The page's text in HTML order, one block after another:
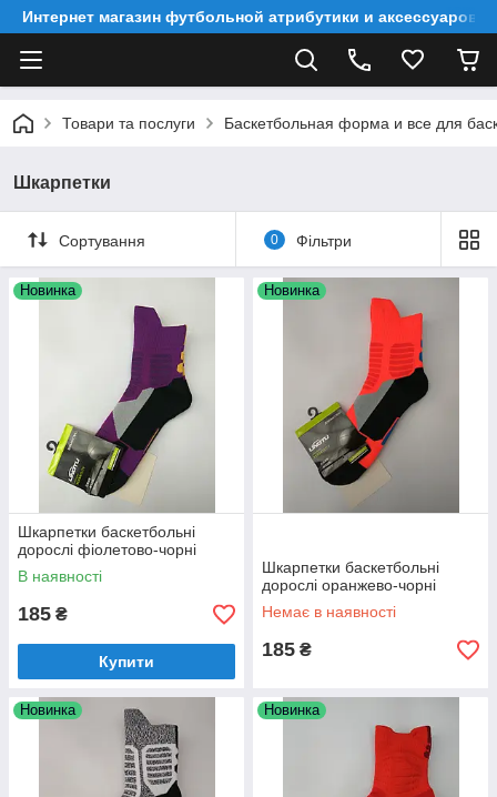
Интернет магазин футбольной атрибутики и аксессуаров
Товари та послуги Баскетбольная форма и все для
Шкарпетки
Сортування 0 Фільтри
Новинка
Шкарпетки баскетбольні
дорослі фіолетово-чорні
В наявності
185 ₴
Купити
Новинка
Шкарпетки баскетбольні
дорослі оранжево-чорні
Немає в наявності
185 ₴
Новинка Новинка